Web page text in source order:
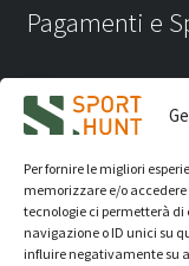
Per fornire le migliori
memorizzare e/o
tecnologie ci permetterà
navigazione o ID unici su
influire negativamente su
Pagamenti e